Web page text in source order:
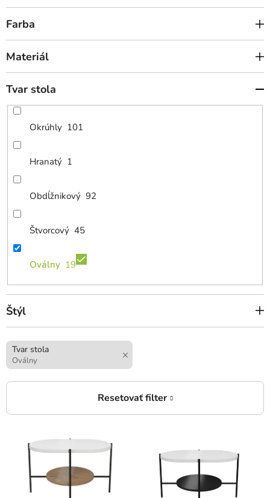
Farba
Materiál
Tvar stola
Okrúhly 101
Hranatý 1
Obdĺžnikový 92
Štvorcový 45
Oválny 19
Štýl
Tvar stola
Oválny